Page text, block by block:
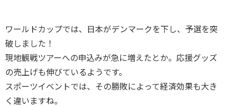
ワールドカップでは、日本がデンマークを下し、予選を突
破しました！
現地観戦ツアーへの申込みが急に増えたとか。応援グッズ
の売上げも伸びているようです。
スポーツイベントでは、その勝敗によって経済効果も大き
く違いますね。